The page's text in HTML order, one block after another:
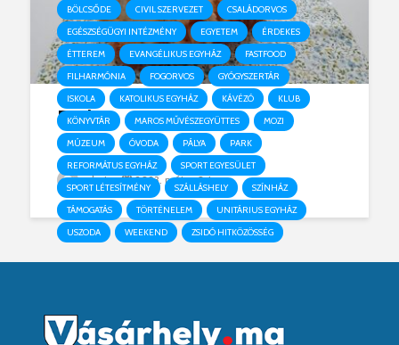
BÖLCSŐDE
CIVIL SZERVEZET
CSALÁDORVOS
EGÉSZSÉGÜGYI INTÉZMÉNY
EGYETEM
ÉRDEKES
ÉTTEREM
EVANGÉLIKUS EGYHÁZ
FASTFOOD
FILHARMÓNIA
FOGORVOS
GYÓGYSZERTÁR
ISKOLA
KATOLIKUS EGYHÁZ KÁVÉZÓ
KLUB
KÖNYVTÁR
MAROS MŰVÉSZEGYÜTTES
MOZI
MÚZEUM
ÓVODA PÁLYA
PARK
REFORMÁTUS EGYHÁZ
SPORT EGYESÜLET
SPORT LÉTESÍTMÉNY
SZÁLLÁSHELY
SZÍNHÁZ
TÁMOGATÁS
TÖRTÉNELEM
UNITÁRIUS EGYHÁZ
USZODA
WEEKEND ZSIDÓ HITKÖZÖSSÉG
Proba
admin 2023. május 04.